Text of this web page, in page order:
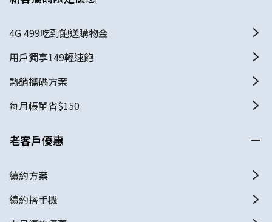
4G 499吃到飽送購物金
用戶獨享149輕速飽
熱銷攜碼方案
每月帳單省$150
老客戶優惠
續約方案
續約搭手機